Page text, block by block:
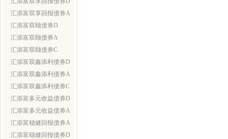
汇添富双享回报债券A
汇添富双颐债券D
汇添富双颐债券A
汇添富双颐债券C
汇添富双鑫添利债券D
汇添富双鑫添利债券A
汇添富双鑫添利债券C
汇添富多元收益债券D
汇添富多元收益债券A
汇添富稳健回报债券A
汇添富稳健回报债券D